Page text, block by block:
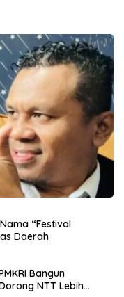
“Festival
Daerah
Bangun
NTT Lebih